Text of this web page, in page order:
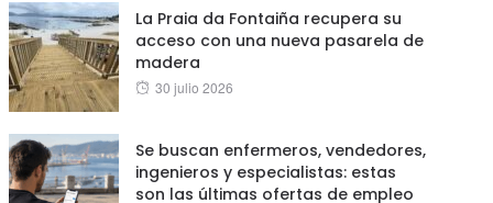
La Praia da Fontaiña recupera su
acceso con una nueva pasarela de
madera
Posted
30 julio 2026
Se buscan enfermeros, vendedores,
ingenieros y especialistas: estas
son las últimas ofertas de empleo